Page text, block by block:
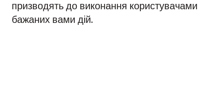
призводять до виконання користувачами
бажаних вами дій.